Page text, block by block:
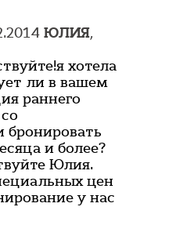
ЮЛИЯ,
хотела
ли в вашем
раннего
бронировать
и более?
Юлия.
цен
у нас